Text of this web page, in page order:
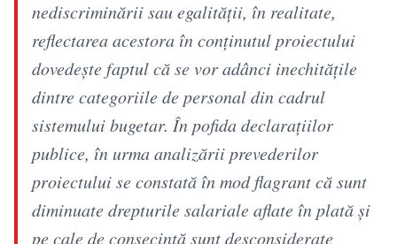
nediscriminării sau egalității, în realitate,
reflectarea acestora în conţinutul proiectului
dovedeşte faptul că se vor adânci inechităţile
dintre categoriile de personal din cadrul
sistemului bugetar. În pofida declaraţiilor
publice, în urma analizării prevederilor
proiectului se constată în mod flagrant că sunt
diminuate drepturile salariale aflate în plată și
pe cale de consecinţă sunt desconsiderate